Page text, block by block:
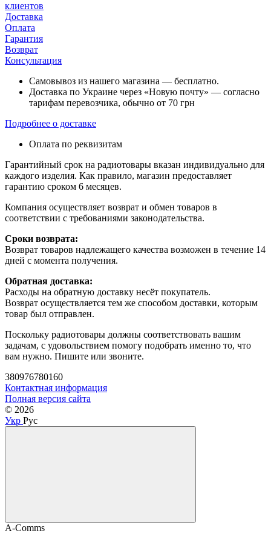
клиентов
Доставка
Оплата
Гарантия
Возврат
Консультация
Самовывоз из нашего магазина — бесплатно.
Доставка по Украине через «Новую почту» — согласно
тарифам перевозчика, обычно от 70 грн
Подробнее о доставке
Оплата по реквизитам
Гарантийный срок на радиотовары вказан индивидуально для
каждого изделия. Как правило, магазин предоставляет
гарантию сроком 6 месяцев.
Компания осуществляет возврат и обмен товаров в
соответствии с требованиями законодательства.
Сроки возврата:
Возврат товаров надлежащего качества возможен в течение 14
дней с момента получения.
Обратная доставка:
Расходы на обратную доставку несёт покупатель.
Возврат осуществляется тем же способом доставки, которым
товар был отправлен.
Поскольку радиотовары должны соответствовать вашим
задачам, с удовольствием помогу подобрать именно то, что
вам нужно. Пишите или звоните.
380976780160
Контактная информация
Полная версия сайта
© 2026
Укр Рус
A-Comms